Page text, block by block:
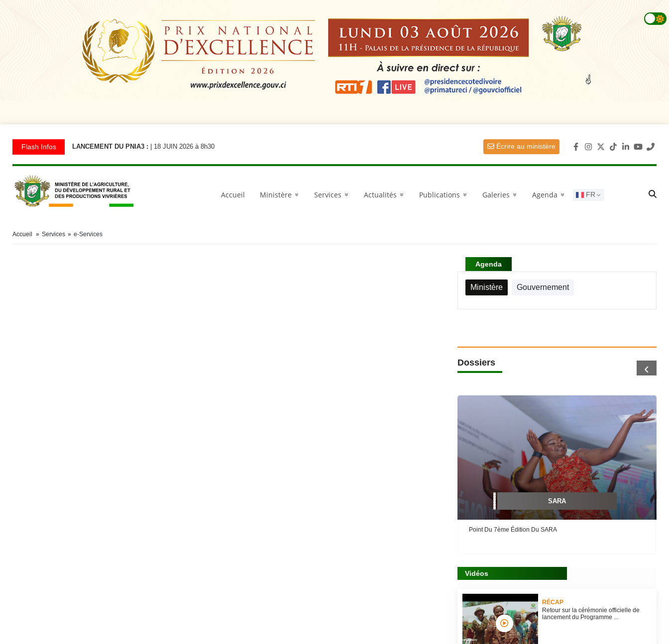
Flash Infos LANCEMENT DU PNIA3 : | 18 JUIN 2026 à 8h30 | 18 JUIN 2026 à 8h30
Écrire au ministère
Accueil Ministère » Services » Actualités » Publications » Galeries » Agenda » FR
Accueil » Services » e-Services
Agenda
Ministère Gouvernement
Dossiers
SARA
Point Du 7ème Édition Du SARA
‹
Vidéos
RÉCAP
Retour sur la cérémonie officielle de
lancement du Programme ...